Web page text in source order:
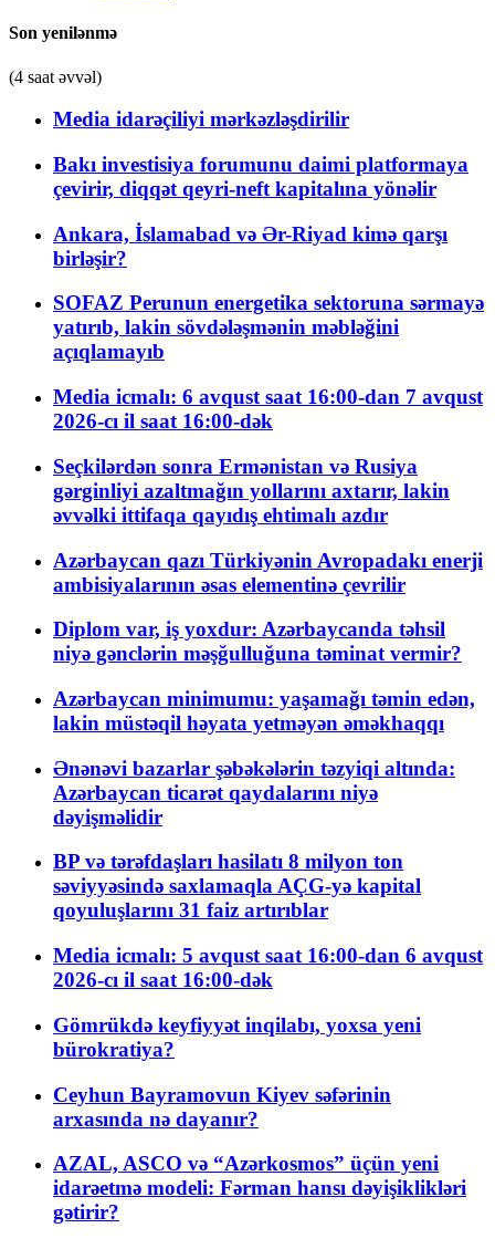
Son yenilənmə
(4 saat əvvəl)
Media idarəçiliyi mərkəzləşdirilir
Bakı investisiya forumunu daimi platformaya
çevirir, diqqət qeyri-neft kapitalına yönəlir
Ankara, İslamabad və Ər-Riyad kimə qarşı
birləşir?
SOFAZ Perunun energetika sektoruna sərmayə
yatırıb, lakin sövdələşmənin məbləğini
açıqlamayıb
Media icmalı: 6 avqust saat 16:00-dan 7 avqust
2026-cı il saat 16:00-dək
Seçkilərdən sonra Ermənistan və Rusiya
gərginliyi azaltmağın yollarını axtarır, lakin
əvvəlki ittifaqa qayıdış ehtimalı azdır
Azərbaycan qazı Türkiyənin Avropadakı enerji
ambisiyalarının əsas elementinə çevrilir
Diplom var, iş yoxdur: Azərbaycanda təhsil
niyə gənclərin məşğulluğuna təminat vermir?
Azərbaycan minimumu: yaşamağı təmin edən,
lakin müstəqil həyata yetməyən əməkhaqqı
Ənənəvi bazarlar şəbəkələrin təzyiqi altında:
Azərbaycan ticarət qaydalarını niyə
dəyişməlidir
BP və tərəfdaşları hasilatı 8 milyon ton
səviyyəsində saxlamaqla AÇG-yə kapital
qoyuluşlarını 31 faiz artırıblar
Media icmalı: 5 avqust saat 16:00-dan 6 avqust
2026-cı il saat 16:00-dək
Gömrükdə keyfiyyət inqilabı, yoxsa yeni
bürokratiya?
Ceyhun Bayramovun Kiyev səfərinin
arxasında nə dayanır?
AZAL, ASCO və “Azərkosmos” üçün yeni
idarəetmə modeli: Fərman hansı dəyişiklikləri
gətirir?